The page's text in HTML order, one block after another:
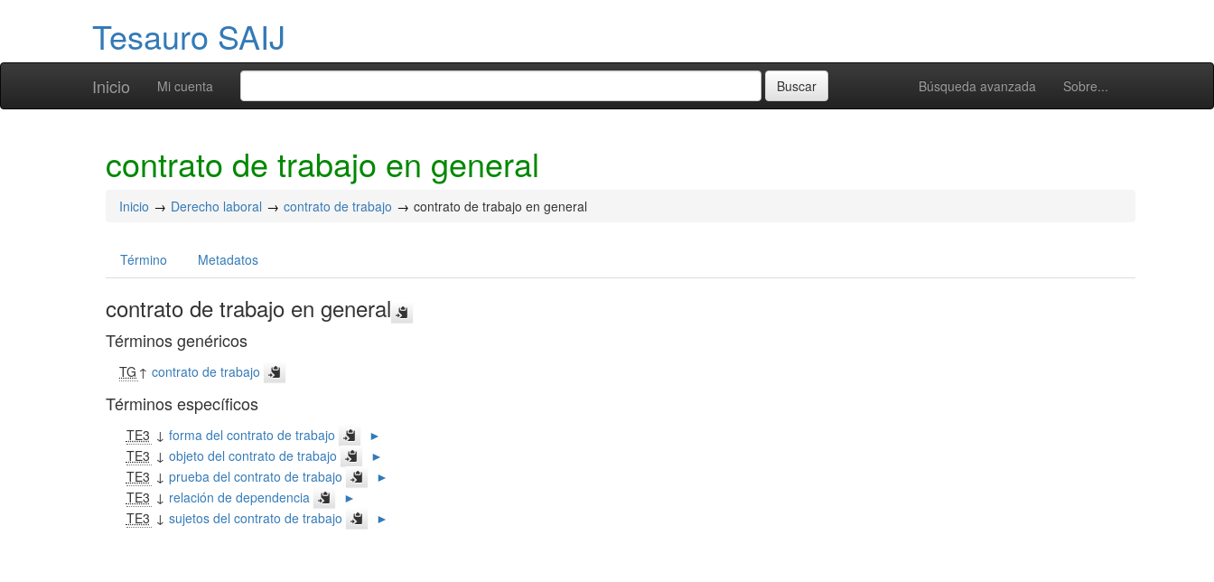
Tesauro SAIJ
Inicio Búsqueda avanzada Sobre...
Mi cuenta
contrato de trabajo en general
Inicio Derecho laboral contrato de trabajo contrato de trabajo en general
Término Metadatos
contrato de trabajo en general
Términos genéricos
TG ↑contrato de trabajo
Términos específicos
TE3 ↓ forma del contrato de trabajo
►
TE3 ↓ objeto del contrato de trabajo
►
TE3 ↓ prueba del contrato de trabajo
►
TE3 ↓ relación de dependencia
►
TE3 ↓ sujetos del contrato de trabajo ►